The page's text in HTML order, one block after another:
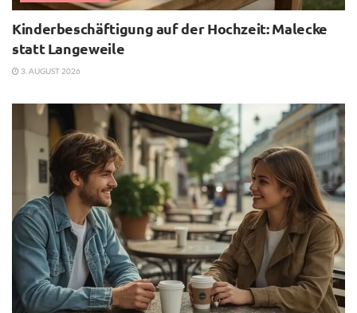
Kinderbeschäftigung auf der Hochzeit: Malecke
statt Langeweile
3. AUGUST 2026